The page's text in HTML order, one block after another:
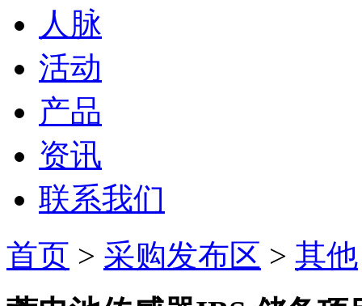
人脉
活动
产品
资讯
联系我们
首页 > 采购发布区 > 其他